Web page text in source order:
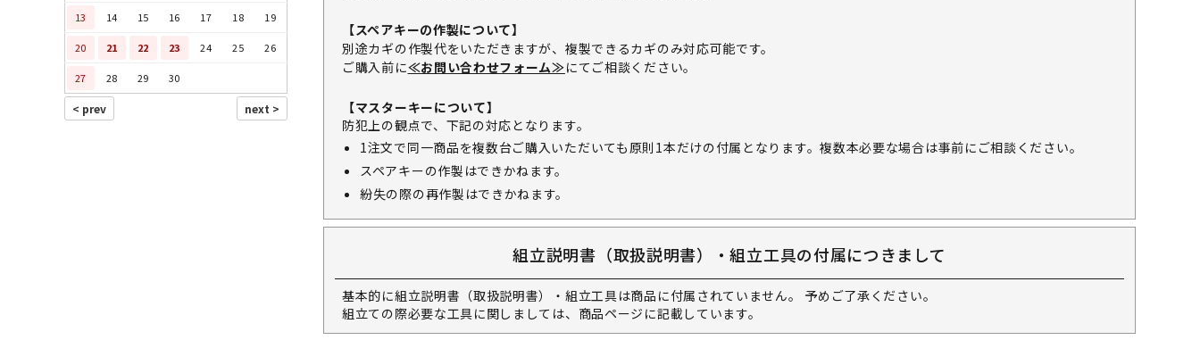
13 14 15 16 17 18 19
20 21 22 23 24 25 26
27 28 29 30
【スペアキーの作製について】
別途カギの作製代をいただきますが、複製できるカギのみ対応可能です。
ご購入前に≪お問い合わせフォーム≫にてご相談ください。
【マスターキーについて】
防犯上の観点で、下記の対応となります。
1注文で同一商品を複数台ご購入いただいても原則1本だけの付属となります。複数本必要な場合は事前にご相談ください。
スペアキーの作製はできかねます。
紛失の際の再作製はできかねます。
組立説明書（取扱説明書）・組立工具の付属につきまして
基本的に組立説明書（取扱説明書）・組立工具は商品に付属されていません。 予めご了承ください。
組立ての際必要な工具に関しましては、商品ページに記載しています。